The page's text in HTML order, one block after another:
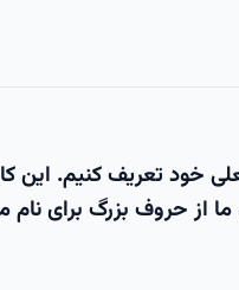
خود تعریف کنیم. این
از حروف بزرگ برای